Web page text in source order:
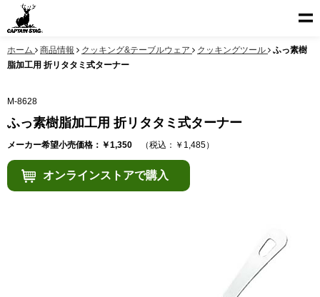
ホーム 商品情報 クッキング&テーブルウェア クッキングツール
ふっ素樹
脂加工用 折リタタミ式ターナー
M-8628
ふっ素樹脂加工用 折リタタミ式ターナー
メーカー希望小売価格：￥1,350 （税込：￥1,485）
オンラインストアで購入